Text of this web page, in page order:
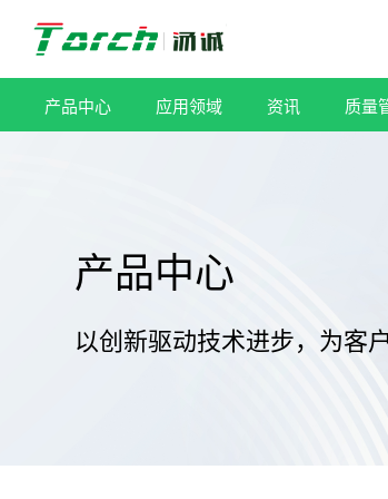
跳
过
内
产品中心 应用领域 资讯 质量
产品中心
以创新驱动技术进步，为客